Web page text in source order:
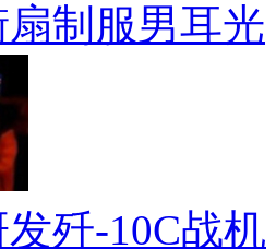
制服男耳光
歼-10C战机